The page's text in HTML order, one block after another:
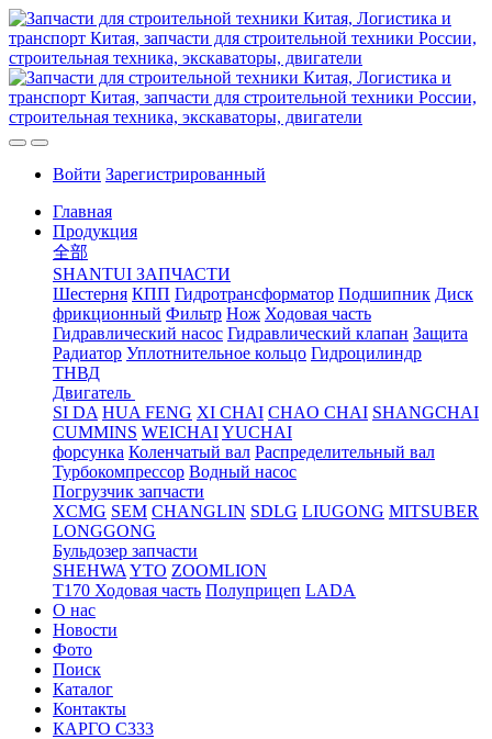
Войти Зарегистрированный
Главная
Продукция
全部
SHANTUI ЗАПЧАСТИ
Шестерня КПП Гидротрансформатор Подшипник Диск
фрикционный Фильтр Нож Ходовая часть
Гидравлический насос Гидравлический клапан Защита
Радиатор Уплотнительное кольцо Гидроцилиндр
ТНВД
Двигатель
SI DA HUA FENG XI CHAI CHAO CHAI SHANGCHAI
CUMMINS WEICHAIYUCHAI
форсунка Коленчатый вал Распределительный вал
Турбокомпрессор Водный насос
Погрузчик запчасти
XCMG SEM CHANGLIN SDLG LIUGONG MITSUBER
LONGGONG
Бульдозер запчасти
SHEHWA YTO ZOOMLION
T170 Ходовая часть Полуприцеп LADA
О нас
Новости
Фото
Поиск
Каталог
Контакты
КАРГО С333